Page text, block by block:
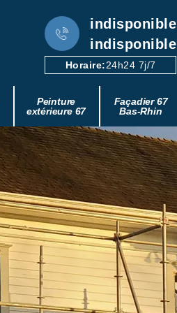
indisponible
indisponible
Horaire:24h24 7j/7
Peinture
extérieure 67
Façadier 67
Bas-Rhin